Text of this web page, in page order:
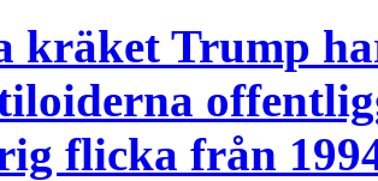
kräket Trump
flicka från